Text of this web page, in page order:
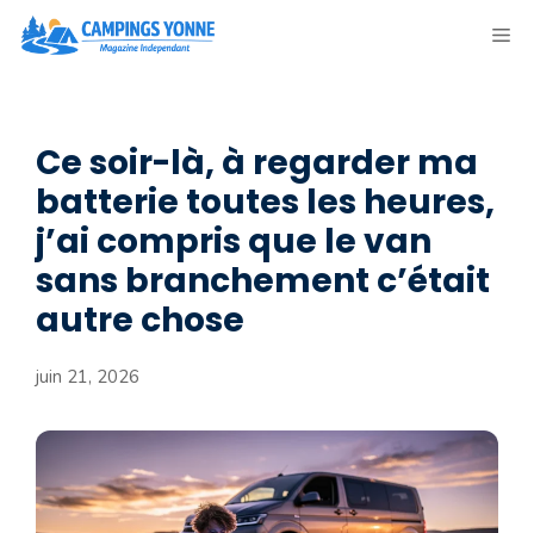
Aller
Ce soir-là, à regarder ma
batterie toutes les heures,
j’ai compris que le van
sans branchement c’était
autre chose
juin 21, 2026